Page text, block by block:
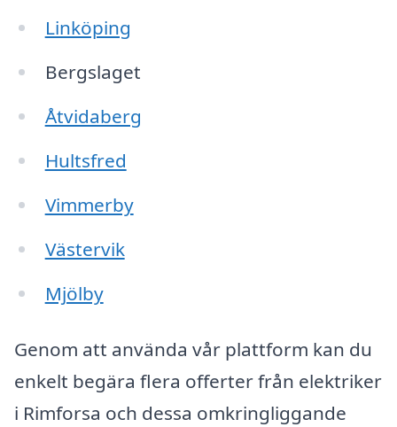
Linköping
Bergslaget
Åtvidaberg
Hultsfred
Vimmerby
Västervik
Mjölby
Genom att använda vår plattform kan du
enkelt begära flera offerter från elektriker
i Rimforsa och dessa omkringliggande